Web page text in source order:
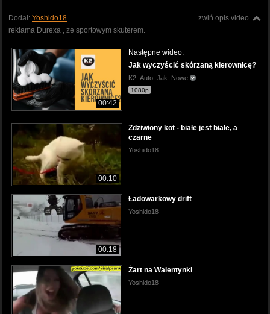
zwiń opis video
Dodał: Yoshido18
reklama Durexa , ze sportowym skuterem.
00:42
Następne wideo:
Jak wyczyścić skórzaną kierownicę?
K2_Auto_Jak_Nowe
1080p
00:10
Zdziwiony kot - białe jest białe, a
czarne
Yoshido18
00:18
Ładowarkowy drift
Yoshido18
Żart na Walentynki
Yoshido18